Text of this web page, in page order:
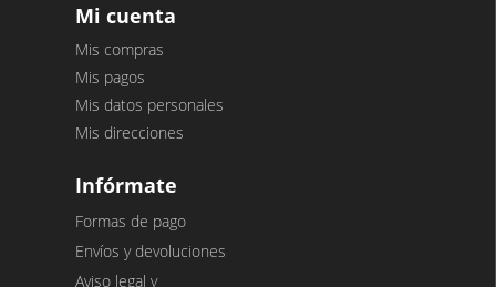
Mi cuenta
Mis compras
Mis pagos
Mis datos personales
Mis direcciones
Infórmate
Formas de pago
Envíos y devoluciones
Aviso legal y